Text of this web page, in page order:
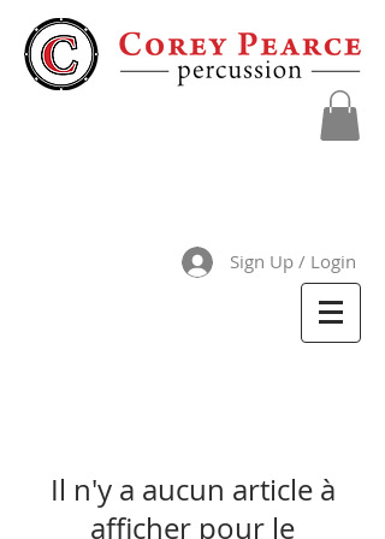
Sign Up / Login
Il n'y a aucun article à
afficher pour le